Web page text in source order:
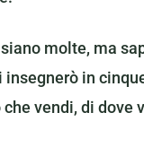
molte, ma
in
vendi, di dove